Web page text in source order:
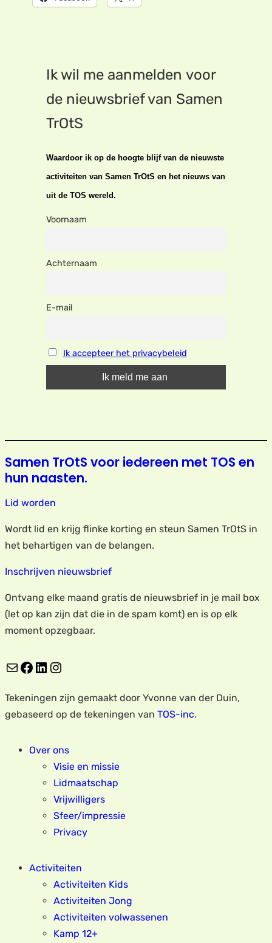
Ik wil me aanmelden voor
de nieuwsbrief van Samen
TrOtS
Waardoor ik op de hoogte blijf van de nieuwste
activiteiten van Samen TrOtS en het nieuws van
uit de TOS wereld.
Voornaam
Achternaam
E-mail
Ik accepteer het privacybeleid
Samen TrOtS voor iedereen met TOS en
hun naasten.
Lid worden
Wordt lid en krijg flinke korting en steun Samen TrOtS in
het behartigen van de belangen.
Inschrijven nieuwsbrief
Ontvang elke maand gratis de nieuwsbrief in je mail box
(let op kan zijn dat die in de spam komt) en is op elk
moment opzegbaar.
E-mail Facebook LinkedIn Instagram
Tekeningen zijn gemaakt door Yvonne van der Duin,
gebaseerd op de tekeningen van TOS-inc.
Over ons
Visie en missie
Lidmaatschap
Vrijwilligers
Sfeer/impressie
Privacy
Activiteiten
Activiteiten Kids
Activiteiten Jong
Activiteiten volwassenen
Kamp 12+